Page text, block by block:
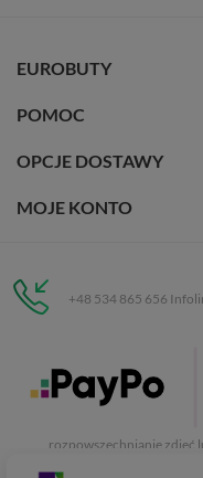
EUROBUTY
POMOC
OPCJE DOSTAWY
MOJE KONTO
+48 534 865 656
C.H. Respan, Rejtana
35-326 Rzeszów
rozpowszechnianie zdjęć